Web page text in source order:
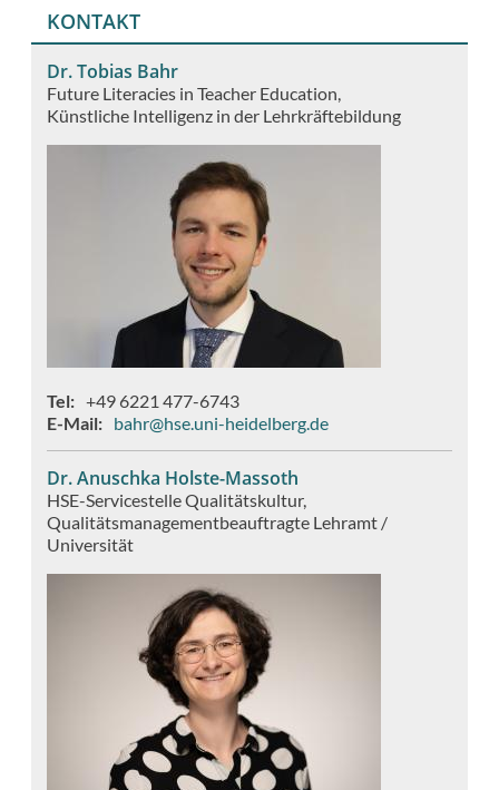
KONTAKT
Dr. Tobias Bahr
Future Literacies in Teacher Education
Künstliche Intelligenz in der Lehrkräftebildung
Tel
+49 6221 477-6743
E-Mail
bahr@hse.uni-heidelberg.de
Dr. Anuschka Holste-Massoth
HSE-Servicestelle Qualitätskultur
Qualitätsmanagementbeauftragte Lehramt /
Universität